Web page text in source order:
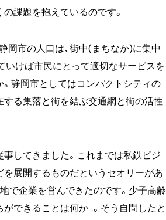
課題を抱えているのです。
岡市の人口は、街中(まちなか)に集中
いけば市民にとって適切なサービスを
静岡市としてはコンパクトシティの
する集落と街を結ぶ交通網と街の活性
してきました。これまでは私鉄ビジ
を展開するものだというセオリーがあ
で企業を営んできたのです。少子高齢
できることは何か…。そう自問したと